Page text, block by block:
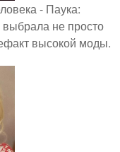
- Паука:
не просто
высокой моды.